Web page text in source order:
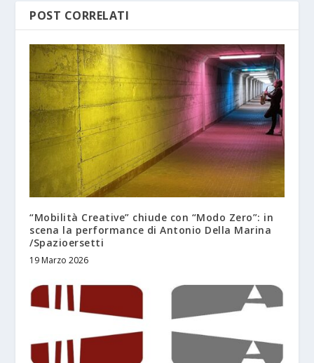
POST CORRELATI
“Mobilità Creative” chiude con “Modo Zero”: in
scena la performance di Antonio Della Marina
/Spazioersetti
19 Marzo 2026